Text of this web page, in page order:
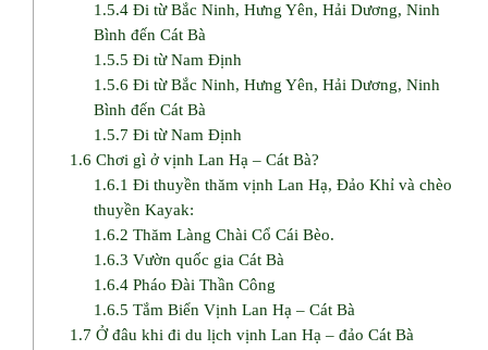
1.5.4 Đi từ Bắc Ninh, Hưng Yên, Hải Dương, Ninh
Bình đến Cát Bà
1.5.5 Đi từ Nam Định
1.5.6 Đi từ Bắc Ninh, Hưng Yên, Hải Dương, Ninh
Bình đến Cát Bà
1.5.7 Đi từ Nam Định
1.6 Chơi gì ở vịnh Lan Hạ – Cát Bà?
1.6.1 Đi thuyền thăm vịnh Lan Hạ, Đảo Khỉ và chèo
thuyền Kayak:
1.6.2 Thăm Làng Chài Cổ Cái Bèo.
1.6.3 Vườn quốc gia Cát Bà
1.6.4 Pháo Đài Thần Công
1.6.5 Tắm Biển Vịnh Lan Hạ – Cát Bà
1.7 Ở đâu khi đi du lịch vịnh Lan Hạ – đảo Cát Bà